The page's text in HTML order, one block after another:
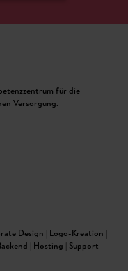
für die
Versorgung.
Design | Logo-Kreation |
| Hosting | Support